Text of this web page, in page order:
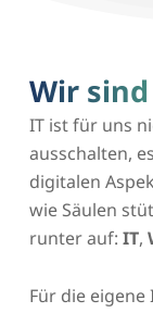
Wir
IT ist für uns
ausschalten,
digitalen
wie Säulen
runter auf:IT,
Für die